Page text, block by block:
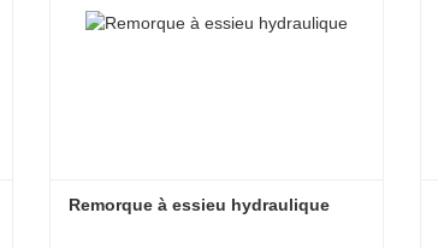
Remorque à essieu hydraulique